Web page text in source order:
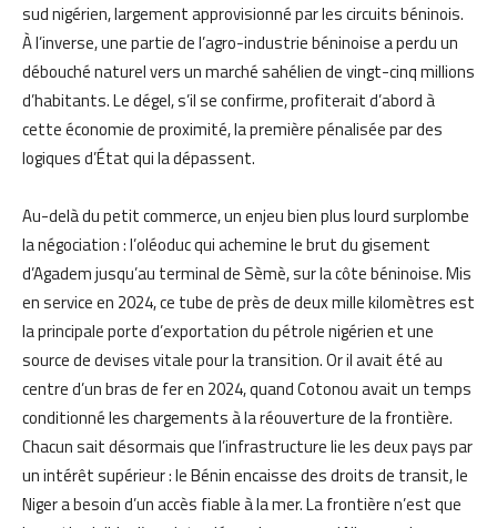
sud nigérien, largement approvisionné par les circuits béninois.
À l’inverse, une partie de l’agro-industrie béninoise a perdu un
débouché naturel vers un marché sahélien de vingt-cinq millions
d’habitants. Le dégel, s’il se confirme, profiterait d’abord à
cette économie de proximité, la première pénalisée par des
logiques d’État qui la dépassent.
Au-delà du petit commerce, un enjeu bien plus lourd surplombe
la négociation : l’oléoduc qui achemine le brut du gisement
d’Agadem jusqu’au terminal de Sèmè, sur la côte béninoise. Mis
en service en 2024, ce tube de près de deux mille kilomètres est
la principale porte d’exportation du pétrole nigérien et une
source de devises vitale pour la transition. Or il avait été au
centre d’un bras de fer en 2024, quand Cotonou avait un temps
conditionné les chargements à la réouverture de la frontière.
Chacun sait désormais que l’infrastructure lie les deux pays par
un intérêt supérieur : le Bénin encaisse des droits de transit, le
Niger a besoin d’un accès fiable à la mer. La frontière n’est que